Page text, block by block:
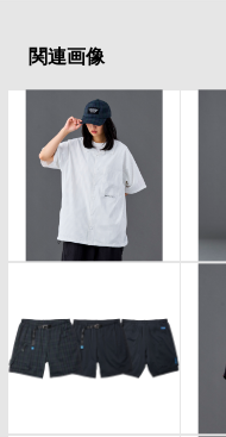
関連画像